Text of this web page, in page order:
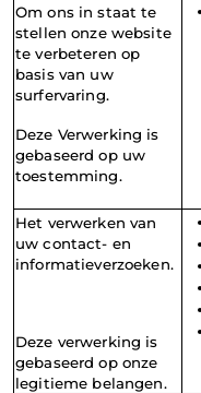
Om ons in staat te
stellen onze website
te verbeteren op
basis van uw
surfervaring.
Deze Verwerking is
gebaseerd op uw
toestemming.
Het verwerken van
uw contact- en
informatieverzoeken.
Deze verwerking is
gebaseerd op onze
legitieme belangen.